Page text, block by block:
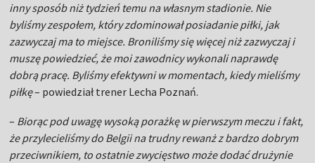
inny sposób niż tydzień temu na własnym stadionie. Nie
byliśmy zespołem, który zdominował posiadanie piłki, jak
zazwyczaj ma to miejsce. Broniliśmy się więcej niż zazwyczaj i
muszę powiedzieć, że moi zawodnicy wykonali naprawdę
dobrą pracę. Byliśmy efektywni w momentach, kiedy mieliśmy
piłkę– powiedział trener Lecha Poznań.
– Biorąc pod uwagę wysoką porażkę w pierwszym meczu i fakt,
że przylecieliśmy do Belgii na trudny rewanż z bardzo dobrym
przeciwnikiem, to ostatnie zwycięstwo może dodać drużynie